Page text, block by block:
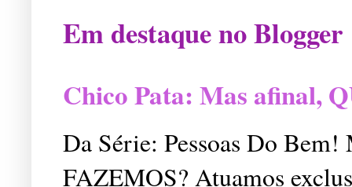
Em destaque no Blogger
Chico Pata: Mas afinal,
Da Série: Pessoas Do
FAZEMOS? Atuamos